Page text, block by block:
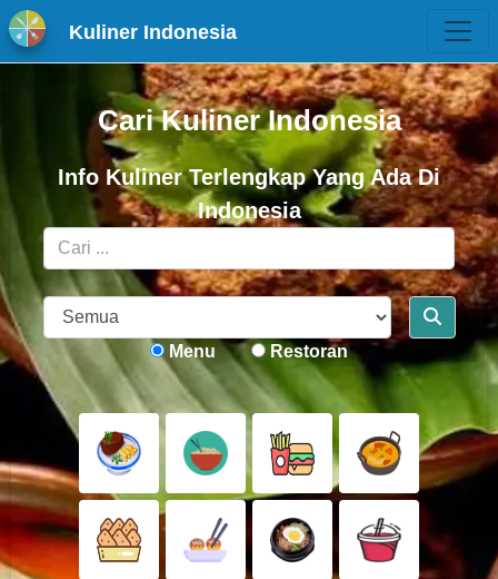
Kuliner Indonesia
Cari Kuliner Indonesia
Info Kuliner Terlengkap Yang Ada Di
Indonesia
Menu Restoran